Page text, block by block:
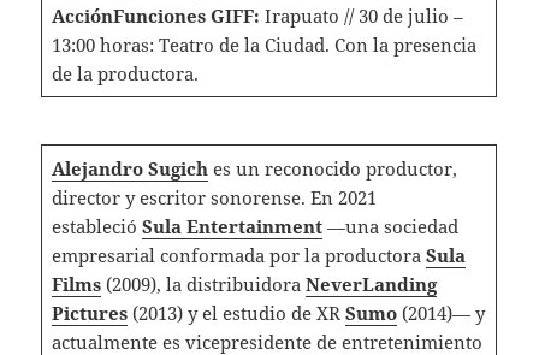
AcciónFunciones GIFF: Irapuato // 30 de julio –
13:00 horas: Teatro de la Ciudad. Con la presencia
de la productora.
Alejandro Sugich es un reconocido productor,
director y escritor sonorense. En 2021
estableció Sula Entertainment—una sociedad
empresarial conformada por la productora Sula
Films(2009), la distribuidora NeverLanding
Pictures(2013) y el estudio de XR Sumo(2014)— y
actualmente es vicepresidente de entretenimiento